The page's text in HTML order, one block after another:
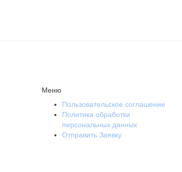
Меню
Пользовательское соглашение
Политика обработки
персональных данных
Отправить Заявку